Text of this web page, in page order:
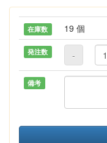
在庫数 19 個
発注数 -
備考